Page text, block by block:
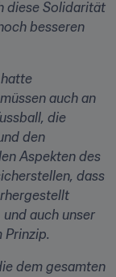
diese Solidarität
besseren
auch an
die
den
Aspekten des
dass
auch unser
dem gesamten